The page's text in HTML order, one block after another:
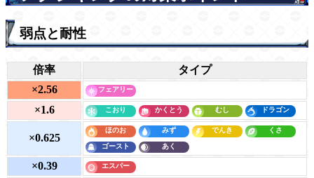
弱点と耐性
倍率
タイプ
×2.56
×1.6
×0.625
×0.39